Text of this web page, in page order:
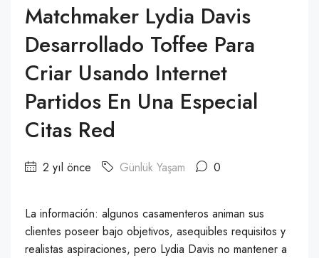
Matchmaker Lydia Davis
Desarrollado Toffee Para
Criar Usando Internet
Partidos En Una Especial
Citas Red
2 yıl önce Günlük Yaşam 0
La información: algunos casamenteros animan sus
clientes poseer bajo objetivos, asequibles requisitos y
realistas aspiraciones, pero Lydia Davis no mantener a